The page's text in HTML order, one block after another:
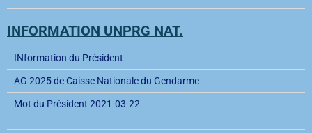
INFORMATION UNPRG NAT.
INformation du Président
AG 2025 de Caisse Nationale du Gendarme
Mot du Président 2021-03-22